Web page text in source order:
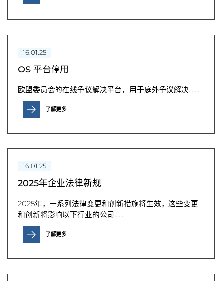
16.01.25
OS 平台停用
欧盟委员会的在线争议解决平台，用于庭外争议解决…….
了解更多
16.01.25
2025年企业法律新规
2025年，一系列法律变更和创新措施将生效，这些变更
和创新将影响以下行业的公司…….
了解更多